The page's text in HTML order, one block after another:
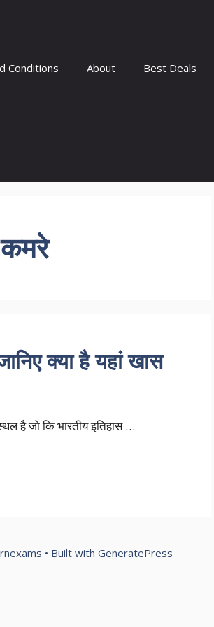
Conditions About Best Deals
क्या है यहां खास
है जो कि भारतीय इतिहास …
• Built with GeneratePress